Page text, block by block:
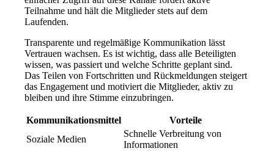
Teilnahme und hält die Mitglieder stets auf dem
Laufenden.
Transparente und regelmäßige Kommunikation lässt
Vertrauen wachsen. Es ist wichtig, dass alle Beteiligten
wissen, was passiert und welche Schritte geplant sind.
Das Teilen von Fortschritten und Rückmeldungen steigert
das Engagement und motiviert die Mitglieder, aktiv zu
bleiben und ihre Stimme einzubringen.
Kommunikationsmittel
Vorteile
Soziale Medien
Schnelle Verbreitung von
Informationen